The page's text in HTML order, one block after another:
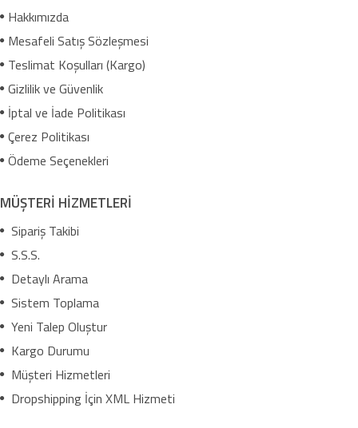
Hakkımızda
Mesafeli Satış Sözleşmesi
Teslimat Koşulları (Kargo)
Gizlilik ve Güvenlik
İptal ve İade Politikası
Çerez Politikası
Ödeme Seçenekleri
MÜŞTERİ HİZMETLERİ
Sipariş Takibi
S.S.S.
Detaylı Arama
Sistem Toplama
Yeni Talep Oluştur
Kargo Durumu
Müşteri Hizmetleri
Dropshipping İçin XML Hizmeti